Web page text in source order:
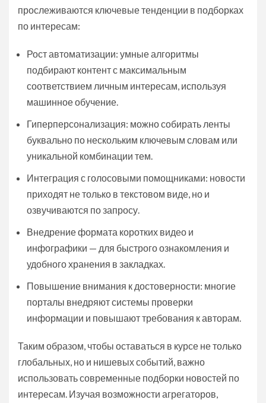
прослеживаются ключевые тенденции в подборках
по интересам:
Рост автоматизации: умные алгоритмы
подбирают контент с максимальным
соответствием личным интересам, используя
машинное обучение.
Гиперперсонализация: можно собирать ленты
буквально по нескольким ключевым словам или
уникальной комбинации тем.
Интеграция с голосовыми помощниками: новости
приходят не только в текстовом виде, но и
озвучиваются по запросу.
Внедрение формата коротких видео и
инфографики — для быстрого ознакомления и
удобного хранения в закладках.
Повышение внимания к достоверности: многие
порталы внедряют системы проверки
информации и повышают требования к авторам.
Таким образом, чтобы оставаться в курсе не только
глобальных, но и нишевых событий, важно
использовать современные подборки новостей по
интересам. Изучая возможности агрегаторов,